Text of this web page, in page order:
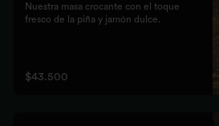
Nuestra masa crocante con el toque
fresco de la piña y jamón dulce.
$43.500